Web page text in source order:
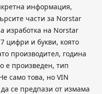
информация,
части за Norstar
изработка на Norstar
цифри и букви, която
производител, година
е произведен, тип
само това, но VIN
се предпази от измама